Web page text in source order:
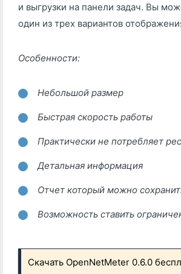
и выгрузки на панели задач. Вы
один из трех вариантов
Особенности:
Небольшой размер
Быстрая скорость работы
Практически не потребляет
Детальная информация
Отчет который можно
Возможность ставить
Скачать OpenNetMeter 0.6.0